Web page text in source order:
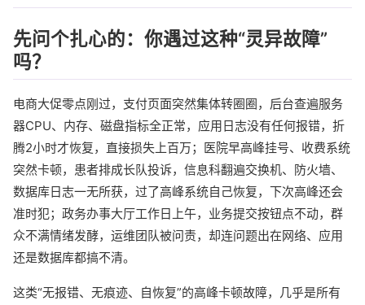
先问个扎心的：你遇过这种“灵异故障”
吗？
电商大促零点刚过，支付页面突然集体转圈圈，后台查遍服务
器CPU、内存、磁盘指标全正常，应用日志没有任何报错，折
腾2小时才恢复，直接损失上百万；医院早高峰挂号、收费系统
突然卡顿，患者排成长队投诉，信息科翻遍交换机、防火墙、
数据库日志一无所获，过了高峰系统自己恢复，下次高峰还会
准时犯；政务办事大厅工作日上午，业务提交按钮点不动，群
众不满情绪发酵，运维团队被问责，却连问题出在网络、应用
还是数据库都搞不清。
这类“无报错、无痕迹、自恢复”的高峰卡顿故障，几乎是所有